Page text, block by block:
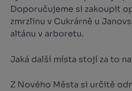
Doporučujeme si zakoupit
zmrzlinu v Cukrárně u
altánu v arboretu.
Jaká další místa stojí za to
Z Nového Města si určitě